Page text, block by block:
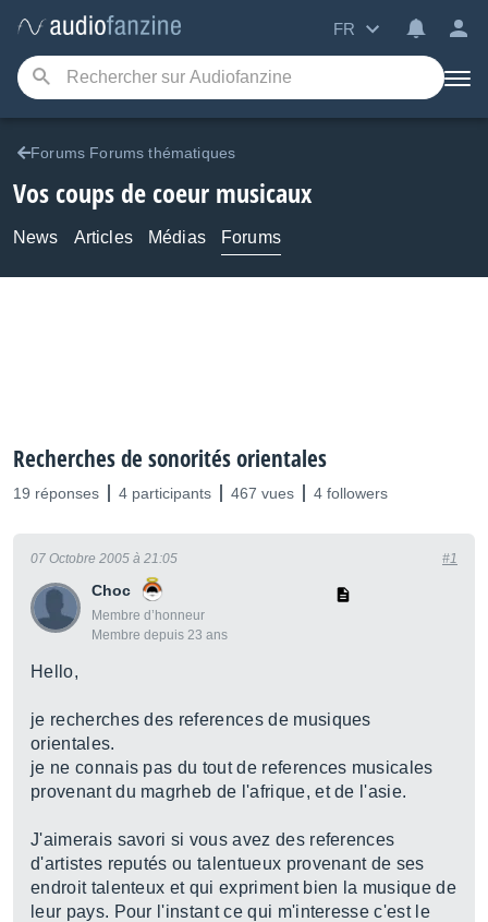
FR
Forums Forums thématiques
Vos coups de coeur musicaux
News Articles Médias Forums
Recherches de sonorités orientales
19 réponses 4 participants 467 vues 4 followers
Choc
Membre d’honneur
Membre depuis 23 ans
07 Octobre 2005 à 21:05 #1
Hello,
je recherches des references de musiques
orientales.
je ne connais pas du tout de references musicales
provenant du magrheb de l'afrique, et de l'asie.
J'aimerais savori si vous avez des references
d'artistes reputés ou talentueux provenant de ses
endroit talenteux et qui expriment bien la musique de
leur pays. Pour l'instant ce qui m'interesse c'est le